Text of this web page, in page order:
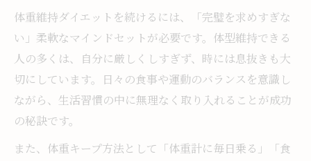
体重維持ダイエットを続けるには、「完璧を求めすぎな
い」柔軟なマインドセットが必要です。体型維持できる
人の多くは、自分に厳しくしすぎず、時には息抜きも大
切にしています。日々の食事や運動のバランスを意識し
ながら、生活習慣の中に無理なく取り入れることが成功
の秘訣です。
また、体重キープ方法として「体重計に毎日乗る」「食